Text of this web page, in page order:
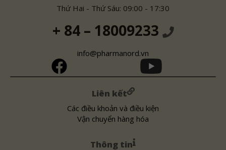
Thứ Hai - Thứ Sáu: 09:00 - 17:30
+ 84 – 18009233
info@pharmanord.vn
Liên kết
Các điều khoản và điều kiện
Vận chuyển hàng hóa
Thông tin